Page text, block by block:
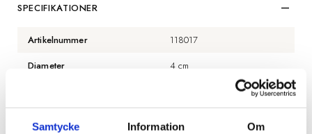
Samtycke Information Om
SPECIFIKATIONER
Artikelnummer
118017
Diameter
4 cm